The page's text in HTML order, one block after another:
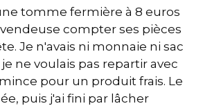
tomme fermière à 8 euros
compter ses pièces
Je n'avais ni monnaie ni sac
ne voulais pas repartir avec
pour un produit frais. Le
puis j'ai fini par lâcher